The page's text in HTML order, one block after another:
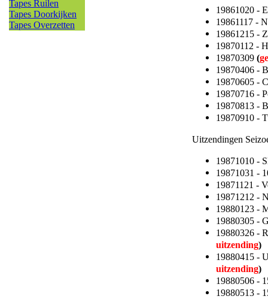
Tapes Ruilen
Tapes Doorkijken
Tapes Overzetten
19861020 -
19861117 -
19861215 -
19870112 -
19870309 (
19870406 -
19870605 -
19870716 -
19870813 -
19870910 -
Uitzendingen
19871010 -
19871031 -
19871121 -
19871212 -
19880123 -
19880305 -
19880326 -
uitzending)
19880415 -
uitzending)
19880506 -
19880513 -